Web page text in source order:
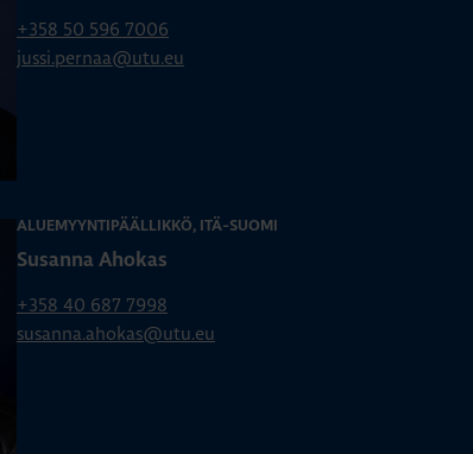
+358 50 596 7006
jussi.pernaa@utu.eu
ALUEMYYNTIPÄÄLLIKKÖ, ITÄ-SUOMI
Susanna Ahokas
+358 40 687 7998
susanna.ahokas@utu.eu